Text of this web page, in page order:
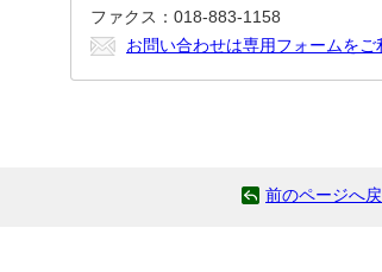
ファクス：018-883-1158
お問い合わせは専用フォームをご
前のページへ